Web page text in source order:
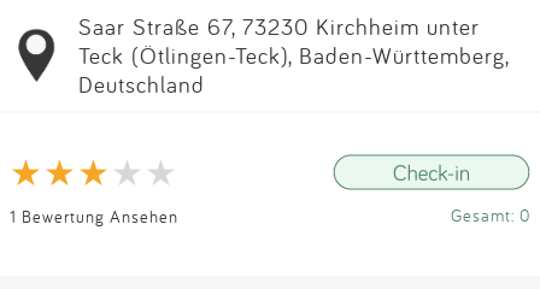
Saar Straße 67, 73230 Kirchheim unter
Teck (Ötlingen-Teck), Baden-Württemberg,
Deutschland
1 Bewertung Ansehen Gesamt: 0